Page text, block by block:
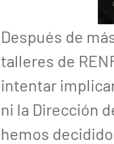
Después de
talleres de
intentar
ni la Dirección
hemos